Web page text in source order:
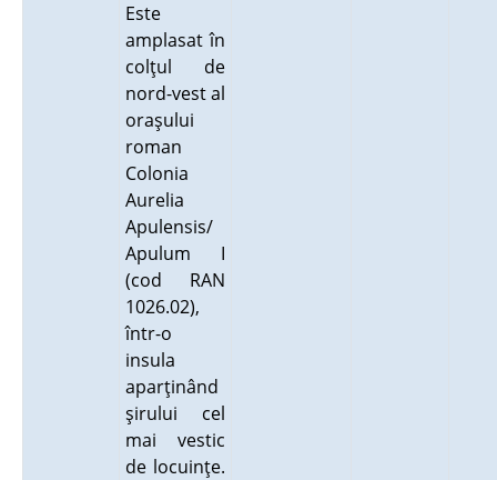
Este
amplasat în
colţul de
nord-vest al
oraşului
roman
Colonia
Aurelia
Apulensis/
Apulum I
(cod RAN
1026.02),
într-o
insula
aparţinând
şirului cel
mai vestic
de locuinţe.